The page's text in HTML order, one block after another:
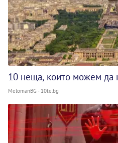
10 неща, които можем да
MelomanBG - 10te.bg